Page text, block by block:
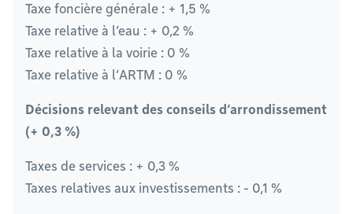
Taxe foncière générale : + 1,5 %
Taxe relative à l’eau : + 0,2 %
Taxe relative à la voirie : 0 %
Taxe relative à l’ARTM : 0 %
Décisions relevant des conseils d’arrondissement
(+ 0,3 %)
Taxes de services : + 0,3 %
Taxes relatives aux investissements : - 0,1 %